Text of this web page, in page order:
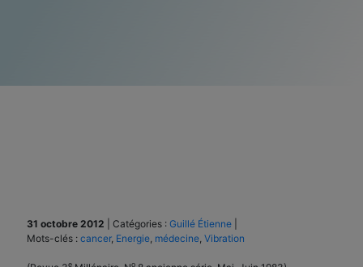
31 octobre 2012 Catégories : Guillé Étienne
Mots-clés : cancer, Energie médecine Vibration
e o